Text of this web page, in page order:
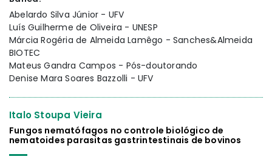
Abelardo Silva Júnior - UFV
Luís Guilherme de Oliveira - UNESP
Márcia Rogéria de Almeida Lamêgo - Sanches&Almeida
BIOTEC
Mateus Gandra Campos - Pós-doutorando
Denise Mara Soares Bazzolli - UFV
Italo Stoupa Vieira
Fungos nematófagos no controle biológico de
nematoides parasitas gastrintestinais de bovinos